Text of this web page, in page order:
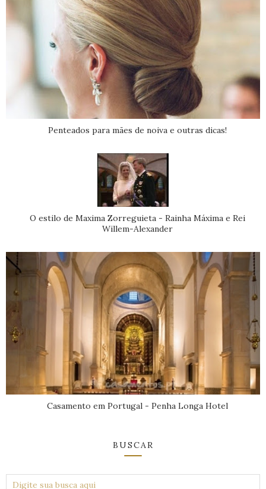
Penteados para mães de noiva e outras dicas!
O estilo de Maxima Zorreguieta - Rainha Máxima e Rei
Willem-Alexander
Casamento em Portugal - Penha Longa Hotel
BUSCAR